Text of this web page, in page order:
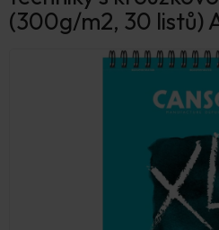
(300g/m2, 30 listů)